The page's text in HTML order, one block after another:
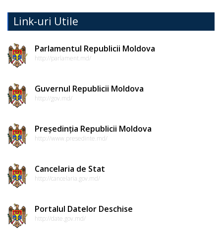
Comisiile
consultative
de
specialitate
consiliului
raional
Codul
conduită
etică
a
funcționarilor
Link-uri Utile
Parlamentul Republicii Moldova
http://parlament.md/
Guvernul Republicii Moldova
http://gov.md/
Președinția Republicii Moldova
http://www.presedinte.md/
Cancelaria de Stat
http://cancelaria.gov.md/
Portalul Datelor Deschise
http://date.gov.md/